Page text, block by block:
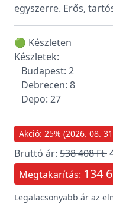
egyszerre. Erős,
🟢 Készleten
Készletek:
Budapest: 2
Debrecen: 8
Depo: 27
Akció: 25% (2026. 08.
Bruttó ár: 538 408 Ft
Megtakarítás: 134
Legalacsonyabb ár az